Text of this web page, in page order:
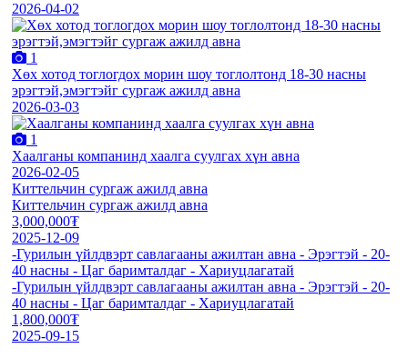
2026-04-02
1
Хөх хотод тоглогдох морин шоу тоглолтонд 18-30 насны
эрэгтэй,эмэгтэйг сургаж ажилд авна
2026-03-03
1
Хаалганы компанинд хаалга суулгах хүн авна
2026-02-05
Киттельчин сургаж ажилд авна
Киттельчин сургаж ажилд авна
3,000,000₮
2025-12-09
-Гурилын үйлдвэрт савлагааны ажилтан авна - Эрэгтэй - 20-
40 насны - Цаг баримталдаг - Хариуцлагатай
-Гурилын үйлдвэрт савлагааны ажилтан авна - Эрэгтэй - 20-
40 насны - Цаг баримталдаг - Хариуцлагатай
1,800,000₮
2025-09-15